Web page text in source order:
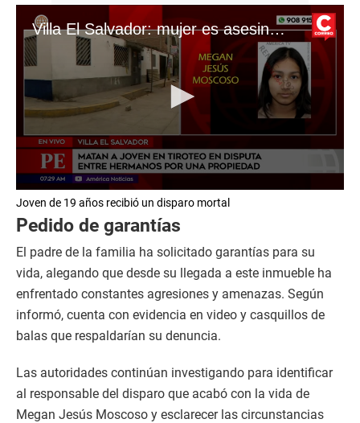
Villa El Salvador: mujer es asesinada en medio de disputa de una propiedad
s
e
c
o
n
d
o
f
4
m
u
t
e
s
Joven de 19 años recibió un disparo mortal
Pedido de garantías
El padre de la familia ha solicitado garantías para su
vida, alegando que desde su llegada a este inmueble ha
enfrentado constantes agresiones y amenazas. Según
informó, cuenta con evidencia en video y casquillos de
balas que respaldarían su denuncia.
Las autoridades continúan investigando para identificar
al responsable del disparo que acabó con la vida de
Megan Jesús Moscoso y esclarecer las circunstancias